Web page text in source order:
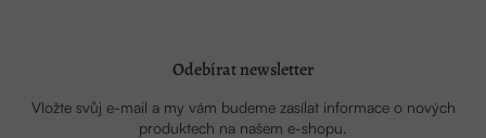
Odebírat newsletter
Vložte svůj e-mail a my vám budeme zasílat informace o nových
produktech na našem e-shopu.